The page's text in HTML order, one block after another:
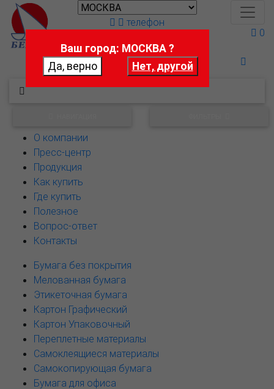
Поможем выбрать
телефон
0
О компании
Пресс-центр
Продукция
Как купить
Где купить
Полезное
Вопрос-ответ
Контакты
Бумага без покрытия
Мелованная бумага
Этикеточная бумага
Картон Графический
Картон Упаковочный
Переплетные материалы
Самоклеящиеся материалы
Самокопирующая бумага
Бумага для офиса
Ваш город: МОСКВА ?